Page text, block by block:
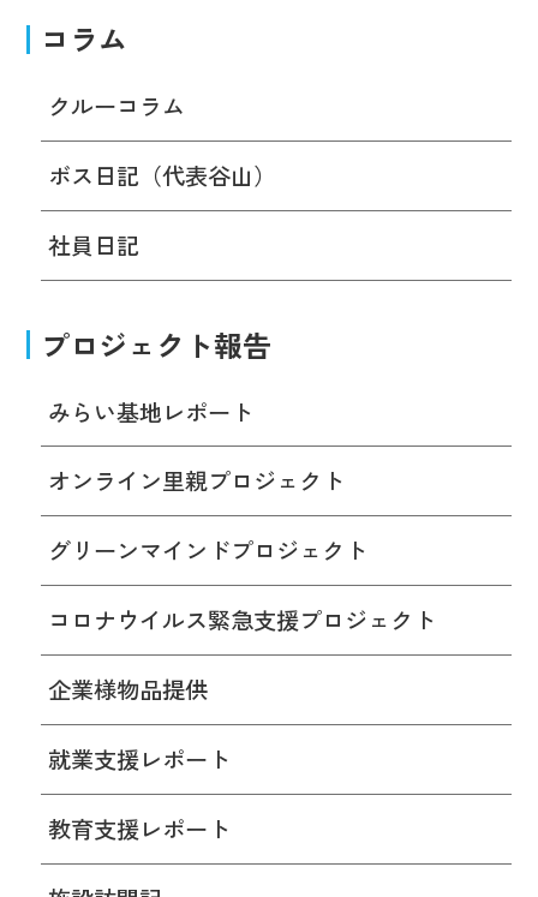
コラム
クルーコラム
ボス日記（代表谷山）
社員日記
プロジェクト報告
みらい基地レポート
オンライン里親プロジェクト
グリーンマインドプロジェクト
コロナウイルス緊急支援プロジェクト
企業様物品提供
就業支援レポート
教育支援レポート